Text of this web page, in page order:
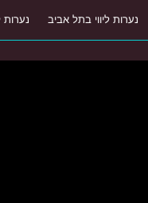
נערות ליווי בתל אביב נערות